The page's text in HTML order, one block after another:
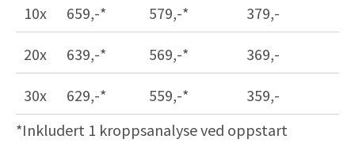
10x 659,-* 579,-* 379,-
20x 639,-* 569,-* 369,-
30x 629,-* 559,-*
359,-
*Inkludert 1 kroppsanalyse ved oppstart